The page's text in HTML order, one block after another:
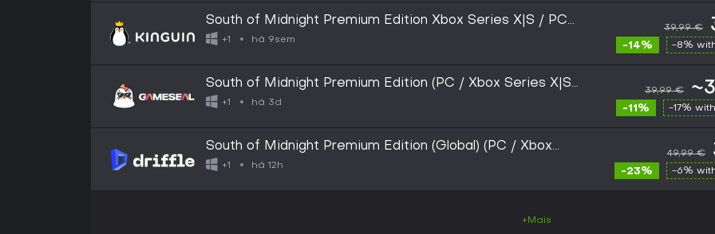
South of Midnight Premium Edition Xbox Series X|S / PC
CD Key
+1 há 9sem
39,99 €
-14% -8%
South of Midnight Premium Edition (PC / Xbox Series X|S)
Microsoft Store Key - GLOBAL
+1 há 3d
39,99 €
-11% -17%
South of Midnight Premium Edition (Global) (PC / Xbox
Series X|S) - Xbox Live - Digital Key
+1 há 12h
49,99 €
-23% -6%
+Mais